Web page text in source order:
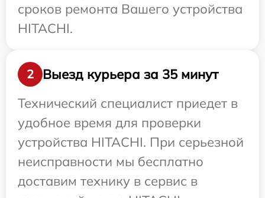
сроков ремонта Вашего устройства
HITACHI.
2
Выезд курьера за 35 минут
Технический специалист приедет в
удобное время для проверки
устройства HITACHI. При серьезной
неисправности мы бесплатно
доставим технику в сервис в